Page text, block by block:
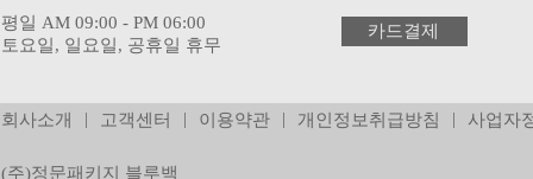
평일 AM 09:00 - PM 06:00
토요일, 일요일, 공휴일 휴무
카드결제
회사소개 | 고객센터 | 이용약관 | 개인정보취급방침 | 사업자
(주)정문패키지 블루백